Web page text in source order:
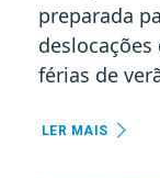
preparada
férias de
LER MAIS